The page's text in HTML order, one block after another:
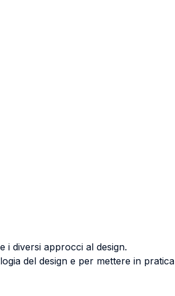
i diversi approcci al design.
del design e per mettere in